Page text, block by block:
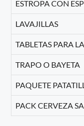
ESTROPA CON
LAVAJILLAS
TABLETAS PARA
TRAPO O BAYETA
PAQUETE
PACK CERVEZA